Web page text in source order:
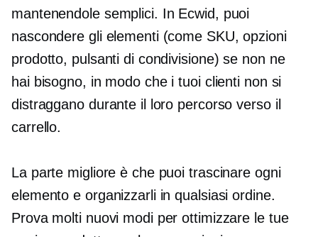
mantenendole semplici. In Ecwid, puoi
nascondere gli elementi (come SKU, opzioni
prodotto, pulsanti di condivisione) se non ne
hai bisogno, in modo che i tuoi clienti non si
distraggano durante il loro percorso verso il
carrello.
La parte migliore è che puoi trascinare ogni
elemento e organizzarli in qualsiasi ordine.
Prova molti nuovi modi per ottimizzare le tue